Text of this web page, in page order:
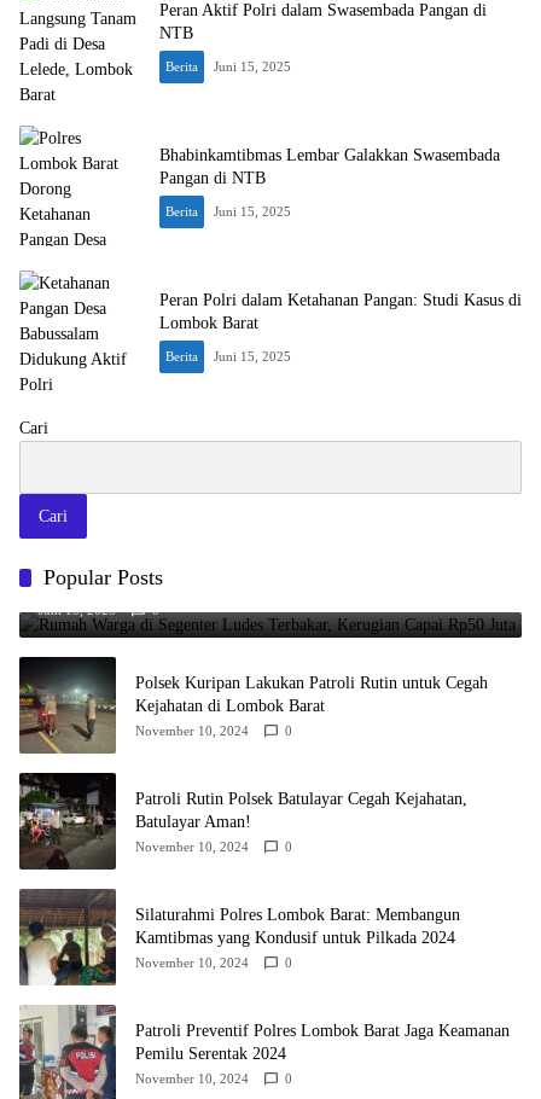
Peran Aktif Polri dalam Swasembada Pangan di
NTB
Berita Juni 15, 2025
Bhabinkamtibmas Lembar Galakkan Swasembada
Pangan di NTB
Berita Juni 15, 2025
Peran Polri dalam Ketahanan Pangan: Studi Kasus di
Lombok Barat
Berita Juni 15, 2025
Cari
Cari
Popular Posts
Juta
Juni 15, 2025 0
Polsek Kuripan Lakukan Patroli Rutin untuk Cegah
Kejahatan di Lombok Barat
November 10, 2024 0
Patroli Rutin Polsek Batulayar Cegah Kejahatan,
Batulayar Aman!
November 10, 2024 0
Silaturahmi Polres Lombok Barat: Membangun
Kamtibmas yang Kondusif untuk Pilkada 2024
November 10, 2024 0
Patroli Preventif Polres Lombok Barat Jaga Keamanan
Pemilu Serentak 2024
November 10, 2024 0